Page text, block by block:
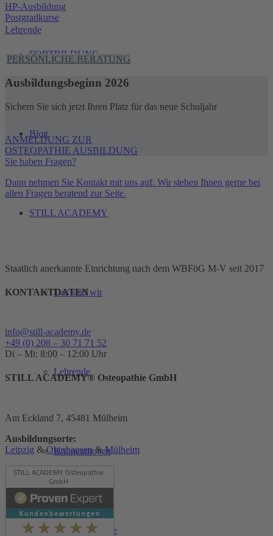
FORTBILDUNG
Blog
STILL ACADEMY
Das sind wir
Lehrende
Kooperationen
Therapeutenliste
HP-Ausbildung
Postgradkurse
Lehrende
PERSÖNLICHE BERATUNG
Ausbildungsbeginn 2026
Sichern Sie sich jetzt Ihren Platz für das neue Schuljahr
ANMELDUNG ZUR
OSTEOPATHIE AUSBILDUNG
Sie haben Fragen?
Dann nehmen Sie Kontakt mit uns auf. Wir stehen Ihnen gerne bei
allen Fragen beratend zur Seite.
Staatlich anerkannte Einrichtung nach dem WBFöG M-V seit 2017
KONTAKTDATEN
info@still-academy.de
+49 (0) 208 – 30 71 71 52
Di – Mi: 8:00 – 12:00 Uhr
STILL ACADEMY® Osteopathie GmbH
Am Eckland 7, 45481 Mülheim
Ausbildungsorte:
Leipzig &Oberhausen&Mülheim